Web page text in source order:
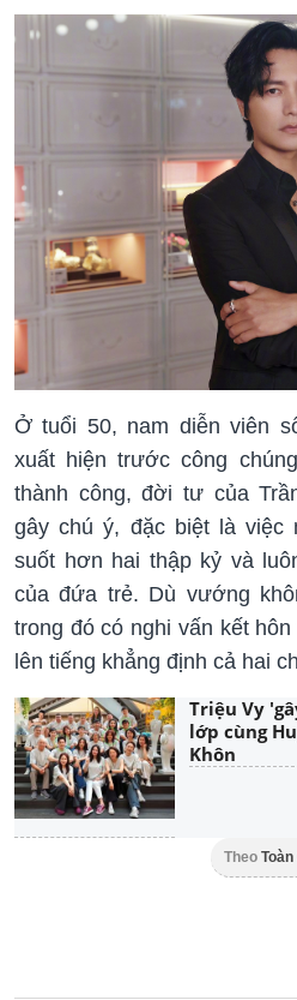
Ở tuổi 50, nam diễn viên
xuất hiện trước công
thành công, đời tư của
gây chú ý, đặc biệt là việc
suốt hơn hai thập kỷ và
của đứa trẻ. Dù vướng
trong đó có nghi vấn kết
lên tiếng khẳng định cả hai
Triệu Vy
lớp cùng
Khôn
Theo